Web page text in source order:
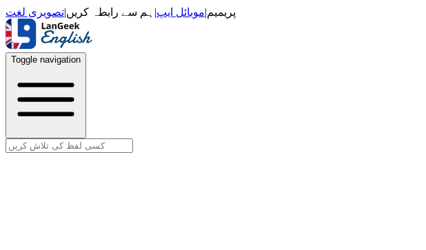
پریمیم|موبائل ایپ| ہم سے رابطہ کریں|تصویری لغت
Toggle navigation